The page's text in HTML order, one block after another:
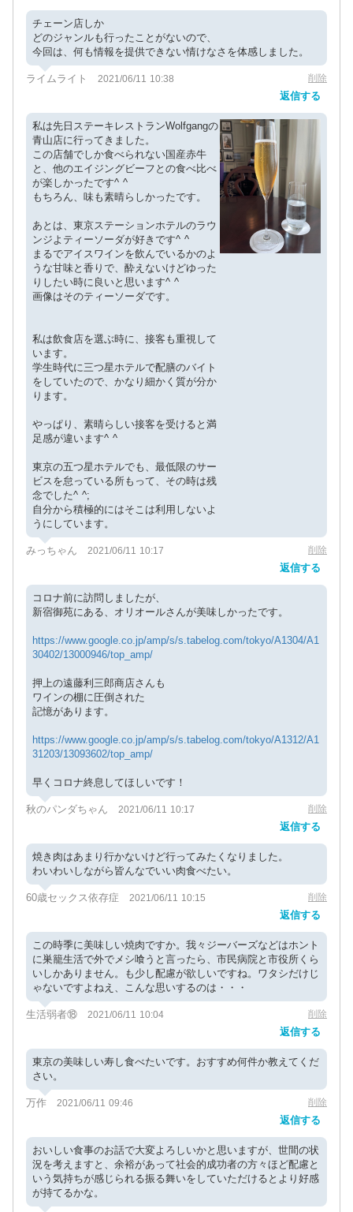
チェーン店しか
どのジャンルも行ったことがないので、
今回は、何も情報を提供できない情けなさを体感しました。
ライムライト 2021/06/11 10:38 削除
返信する
私は先日ステーキレストランWolfgangの
青山店に行ってきました。
この店舗でしか食べられない国産赤牛
と、他のエイジングビーフとの食べ比べ
が楽しかったです^ ^
もちろん、味も素晴らしかったです。
あとは、東京ステーションホテルのラウ
ンジよティーソーダが好きです^ ^
まるでアイスワインを飲んでいるかのよ
うな甘味と香りで、酔えないけどゆった
りしたい時に良いと思います^ ^
画像はそのティーソーダです。
私は飲食店を選ぶ時に、接客も重視して
います。
学生時代に三つ星ホテルで配膳のバイト
をしていたので、かなり細かく質が分か
ります。
やっぱり、素晴らしい接客を受けると満
足感が違います^ ^
東京の五つ星ホテルでも、最低限のサー
ビスを怠っている所もって、その時は残
念でした^ ^;
自分から積極的にはそこは利用しないよ
うにしています。
みっちゃん 2021/06/11 10:17 削除
返信する
コロナ前に訪問しましたが、
新宿御苑にある、オリオールさんが美味しかったです。
https://www.google.co.jp/amp/s/s.tabelog.com/tokyo/A1304/A1
30402/13000946/top_amp/
押上の遠藤利三郎商店さんも
ワインの棚に圧倒された
記憶があります。
https://www.google.co.jp/amp/s/s.tabelog.com/tokyo/A1312/A1
31203/13093602/top_amp/
早くコロナ終息してほしいです！
秋のパンダちゃん 2021/06/11 10:17 削除
返信する
焼き肉はあまり行かないけど行ってみたくなりました。
わいわいしながら皆んなでいい肉食べたい。
60歳セックス依存症 2021/06/11 10:15 削除
返信する
この時季に美味しい焼肉ですか。我々ジーバーズなどはホント
に巣籠生活で外でメシ喰うと言ったら、市民病院と市役所くら
いしかありません。も少し配慮が欲しいですね。ワタシだけじ
ゃないですよねえ、こんな思いするのは・・・
生活弱者⑱ 2021/06/11 10:04 削除
返信する
東京の美味しい寿し食べたいです。おすすめ何件か教えてくだ
さい。
万作 2021/06/11 09:46 削除
返信する
おいしい食事のお話で大変よろしいかと思いますが、世間の状
況を考えますと、余裕があって社会的成功者の方々ほど配慮と
いう気持ちが感じられる振る舞いをしていただけるとより好感
が持てるかな。